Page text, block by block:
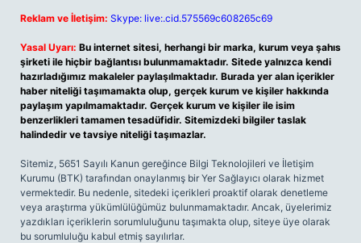
Reklam ve İletişim: Skype: live:.cid.575569c608265c69
Yasal Uyarı: Bu internet sitesi, herhangi bir marka, kurum veya şahıs
şirketi ile hiçbir bağlantısı bulunmamaktadır. Sitede yalnızca kendi
hazırladığımız makaleler paylaşılmaktadır. Burada yer alan içerikler
haber niteliği taşımamakta olup, gerçek kurum ve kişiler hakkında
paylaşım yapılmamaktadır. Gerçek kurum ve kişiler ile isim
benzerlikleri tamamen tesadüfidir. Sitemizdeki bilgiler taslak
halindedir ve tavsiye niteliği taşımazlar.
Sitemiz, 5651 Sayılı Kanun gereğince Bilgi Teknolojileri ve İletişim
Kurumu (BTK) tarafından onaylanmış bir Yer Sağlayıcı olarak hizmet
vermektedir. Bu nedenle, sitedeki içerikleri proaktif olarak denetleme
veya araştırma yükümlülüğümüz bulunmamaktadır. Ancak, üyelerimiz
yazdıkları içeriklerin sorumluluğunu taşımakta olup, siteye üye olarak
bu sorumluluğu kabul etmiş sayılırlar.